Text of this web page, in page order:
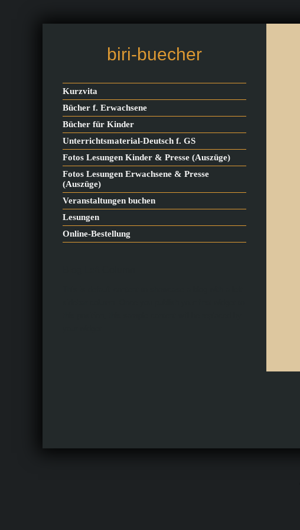
biri-buecher
Kurzvita
Bücher f. Erwachsene
Bücher für Kinder
Unterrichtsmaterial-Deutsch f. GS
Fotos Lesungen Kinder & Presse (Auszüge)
Fotos Lesungen Erwachsene & Presse
(Auszüge)
Veranstaltungen buchen
Lesungen
Online-Bestellung